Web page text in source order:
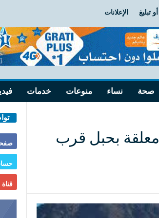
تبليغ الإعلانات
صحة نساء منوعات خدمات
بحبل قرب